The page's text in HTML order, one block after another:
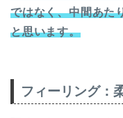
ではなく、中間あた
と思います。
フィーリング：